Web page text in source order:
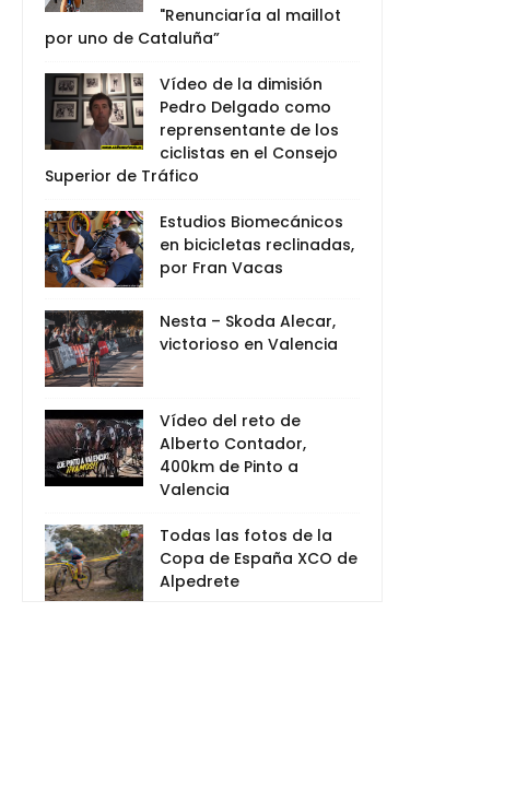
"Renunciaría al maillot
por uno de Cataluña”
Vídeo de la dimisión
Pedro Delgado como
reprensentante de los
ciclistas en el Consejo
Superior de Tráfico
Estudios Biomecánicos
en bicicletas reclinadas,
por Fran Vacas
Nesta – Skoda Alecar,
victorioso en Valencia
Vídeo del reto de
Alberto Contador,
400km de Pinto a
Valencia
Todas las fotos de la
Copa de España XCO de
Alpedrete